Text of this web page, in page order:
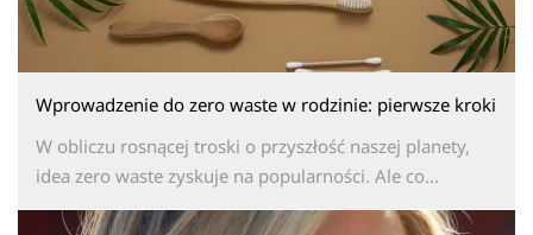
Wprowadzenie do zero waste w rodzinie: pierwsze kroki
W obliczu rosnącej troski o przyszłość naszej planety,
idea zero waste zyskuje na popularności. Ale co...